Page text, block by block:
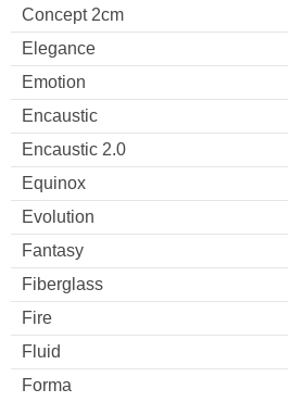
Concept 2cm
Elegance
Emotion
Encaustic
Encaustic 2.0
Equinox
Evolution
Fantasy
Fiberglass
Fire
Fluid
Forma